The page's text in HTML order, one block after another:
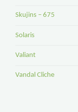
Skujins – 675
Solaris
Valiant
Vandal Cliche